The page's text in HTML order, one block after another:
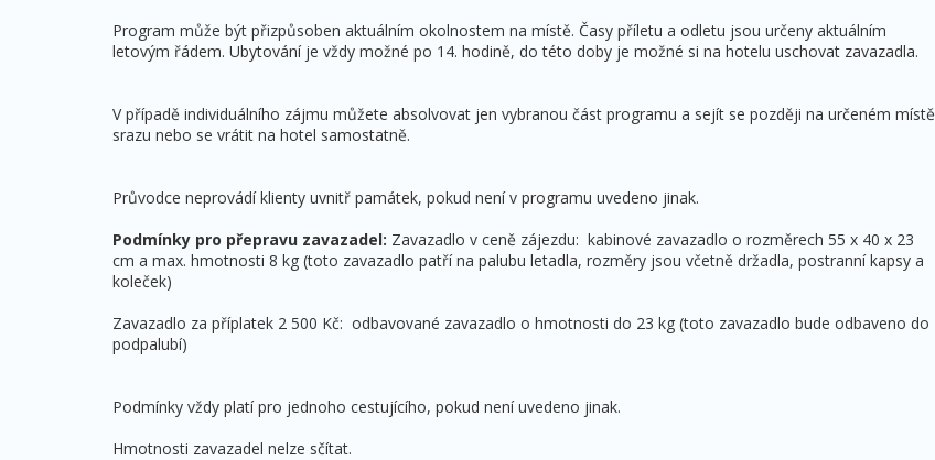
Program může být přizpůsoben aktuálním okolnostem na místě. Časy příletu a odletu jsou určeny aktuálním
letovým řádem. Ubytování je vždy možné po 14. hodině, do této doby je možné si na hotelu uschovat zavazadla.
V případě individuálního zájmu můžete absolvovat jen vybranou část programu a sejít se později na určeném místě
srazu nebo se vrátit na hotel samostatně.
Průvodce neprovádí klienty uvnitř památek, pokud není v programu uvedeno jinak.
Podmínky pro přepravu zavazadel: Zavazadlo v ceně zájezdu: kabinové zavazadlo o rozměrech 55 x 40 x 23
cm a max. hmotnosti 8 kg (toto zavazadlo patří na palubu letadla, rozměry jsou včetně držadla, postranní kapsy a
koleček)
Zavazadlo za příplatek 2 500 Kč: odbavované zavazadlo o hmotnosti do 23 kg (toto zavazadlo bude odbaveno do
podpalubí)
Podmínky vždy platí pro jednoho cestujícího, pokud není uvedeno jinak.
Hmotnosti zavazadel nelze sčítat.